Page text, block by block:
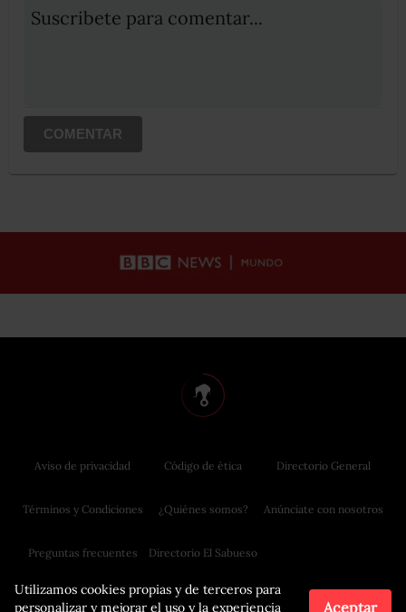
Suscribete para comentar...
COMENTAR
Utilizamos cookies propias y de terceros para
personalizar y mejorar el uso y la experiencia
Aceptar
Aviso de privacidad
Términos y Condiciones
Preguntas frecuentes
Código de ética
¿Quiénes somos?
Directorio El Sabueso
Directorio General
Anúnciate con nosotros